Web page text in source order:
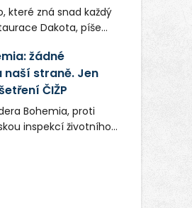
které zná snad každý
Dakota, píše
Investment Group
do projektu přes 50
je přinést
gastronomické
v regionu dosud
středomořskou
žádné
naší straně. Jen
ČIŽP
Bohemia, proti
inspekcí životního